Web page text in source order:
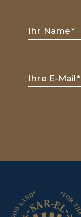
Ihr Name*
Ihre E-Mail*